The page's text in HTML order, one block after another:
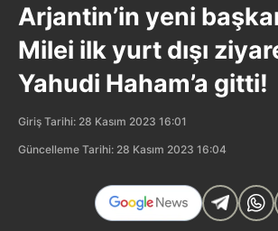
Arjantin’in yeni
Milei ilk yurt dışı
Yahudi Haham’a gitti!
Giriş Tarihi: 28 Kasım 2023 16:01
Güncelleme Tarihi: 28 Kasım 2023 16:04